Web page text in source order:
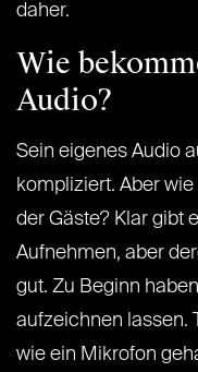
daher.
Wie
Audio?
Sein eigenes Audio
kompliziert. Aber
der Gäste? Klar gibt
Aufnehmen, aber
gut. Zu Beginn
aufzeichnen lassen.
wie ein Mikrofon